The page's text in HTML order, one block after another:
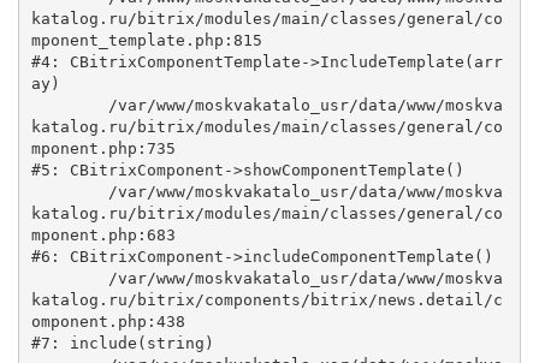
katalog.ru/bitrix/modules/main/classes/general/co
mponent_template.php:815
#4: CBitrixComponentTemplate->IncludeTemplate(arr
ay)
katalog.ru/bitrix/modules/main/classes/general/co
mponent.php:735
#5: CBitrixComponent->showComponentTemplate()
katalog.ru/bitrix/modules/main/classes/general/co
mponent.php:683
#6: CBitrixComponent->includeComponentTemplate()
katalog.ru/bitrix/components/bitrix/news.detail/c
omponent.php:438
#7: include(string)